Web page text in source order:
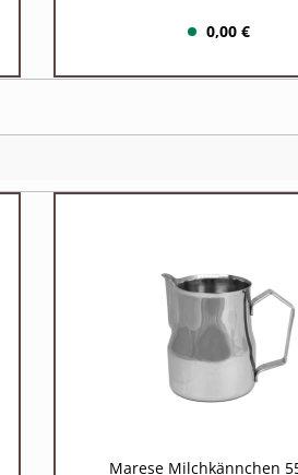
0,00 €
Marese Milchkännchen